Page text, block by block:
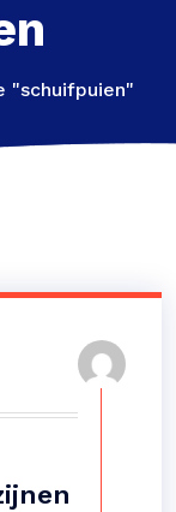
"schuifpuien"